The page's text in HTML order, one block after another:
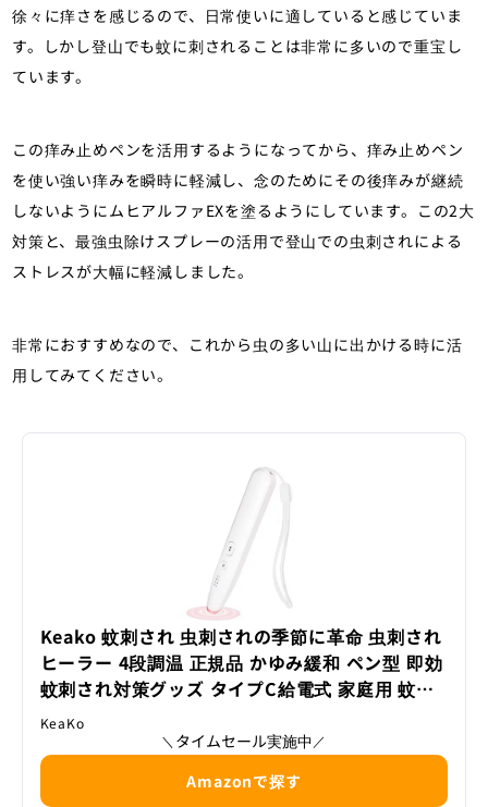
徐々に痒さを感じるので、日常使いに適していると感じていま
す。しかし登山でも蚊に刺されることは非常に多いので重宝し
ています。
この痒み止めペンを活用するようになってから、痒み止めペン
を使い強い痒みを瞬時に軽減し、念のためにその後痒みが継続
しないようにムヒアルファEXを塗るようにしています。この2大
対策と、最強虫除けスプレーの活用で登山での虫刺されによる
ストレスが大幅に軽減しました。
非常におすすめなので、これから虫の多い山に出かける時に活
用してみてください。
Keako 蚊刺され 虫刺されの季節に革命 虫刺され
ヒーラー 4段調温 正規品 かゆみ緩和 ペン型 即効
蚊刺され対策グッズ タイプC給電式 家庭用 蚊よ
け 小型 携帯便利 ダニ対策 ブヨ 蜂 アブ 農家作業
庭仕事 釣り場 キャンプ 散歩 旅行 お花見 虫刺さ
れ対策 防虫対策 クリスマスプレゼント ギフト 非
医薬品
KeaKo
＼ タイムセール実施中 ／
Amazonで探す